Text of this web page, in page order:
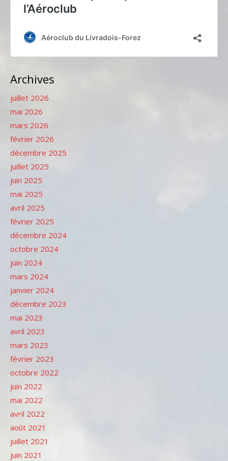
Archives
juillet 2026
mai 2026
mars 2026
février 2026
décembre 2025
juillet 2025
juin 2025
mai 2025
avril 2025
février 2025
décembre 2024
octobre 2024
juin 2024
mars 2024
janvier 2024
décembre 2023
mai 2023
avril 2023
mars 2023
février 2023
octobre 2022
juin 2022
mai 2022
avril 2022
août 2021
juillet 2021
juin 2021